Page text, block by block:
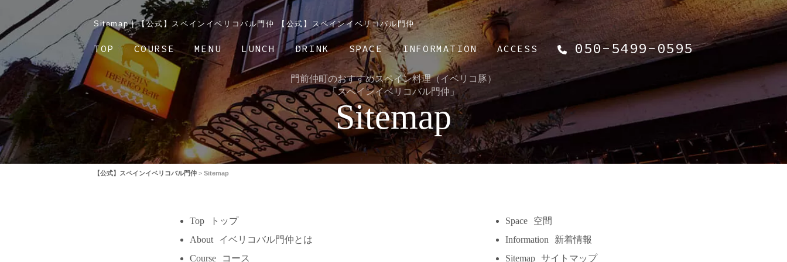
Sitemap | 【公式】スペインイベリコバル門仲 【公式】スペインイベリコバル門仲
TOP COURSE MENU LUNCH DRINK SPACE INFORMATION ACCESS 050-5499-0595
門前仲町のおすすめスペイン料理（イベリコ豚）
「スペインイベリコバル門仲」
Sitemap
【公式】スペインイベリコバル門仲 > Sitemap
Top
トップ
About
イベリコバル門仲とは
Course
コース
Space
空間
Information
新着情報
Sitemap
サイトマップ